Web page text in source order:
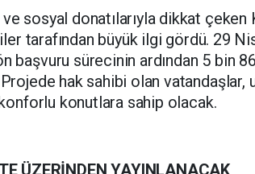
sosyal donatılarıyla dikkat
tarafından büyük ilgi gördü. 29
başvuru sürecinin ardından 5 bin
Projede hak sahibi olan vatandaşlar,
konutlara sahip olacak.
ÜZERİNDEN YAYINLANACAK